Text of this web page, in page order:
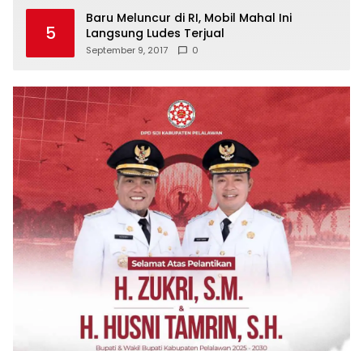
5
Baru Meluncur di RI, Mobil Mahal Ini
Langsung Ludes Terjual
September 9, 2017 0